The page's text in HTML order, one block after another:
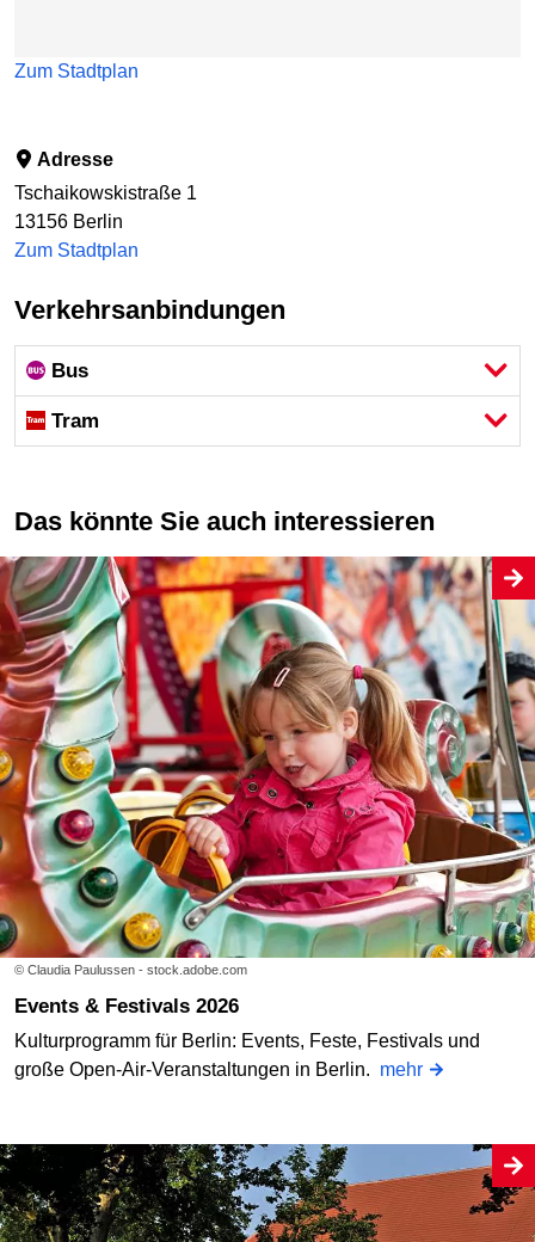
Zum Stadtplan
Adresse
Tschaikowskistraße 1
13156 Berlin
Zum Stadtplan
Verkehrsanbindungen
Bus
Tram
Das könnte Sie auch interessieren
© Claudia Paulussen - stock.adobe.com
Events & Festivals 2026
Kulturprogramm für Berlin: Events, Feste, Festivals und
große Open-Air-Veranstaltungen in Berlin. mehr